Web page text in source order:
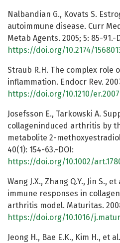
Nalbandian G., Kovats S.
autoimmune disease. Curr
Metab Agents. 2005; 5: 85-91.-
https://doi.org/10.2174/
Straub R.H. The complex role
inflammation. Endocr Rev.
https://doi.org/10.1210/
Josefsson E., Tarkowski A.
collageninduced arthritis by
metabolite 2-
40(1): 154-63.-DOI:
https://doi.org/10.1002/
Wang J.X., Zhang Q.Y., Jin S.,
immune responses in
arthritis model. Maturitas.
https://doi.org/10.1016/
Jeong H., Bae E.K., Kim H., et